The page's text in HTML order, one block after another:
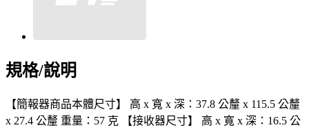
規格/說明
【簡報器商品本體尺寸】 高 x 寬 x 深：37.8 公釐 x 115.5 公釐
x 27.4 公釐 重量：57 克 【接收器尺寸】 高 x 寬 x 深：16.5 公